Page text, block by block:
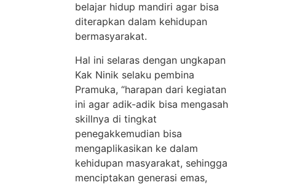
belajar hidup mandiri agar bisa
diterapkan dalam kehidupan
bermasyarakat.
Hal ini selaras dengan ungkapan
Kak Ninik selaku pembina
Pramuka, “harapan dari kegiatan
ini agar adik-adik bisa mengasah
skillnya di tingkat
penegakkemudian bisa
mengaplikasikan ke dalam
kehidupan masyarakat, sehingga
menciptakan generasi emas,